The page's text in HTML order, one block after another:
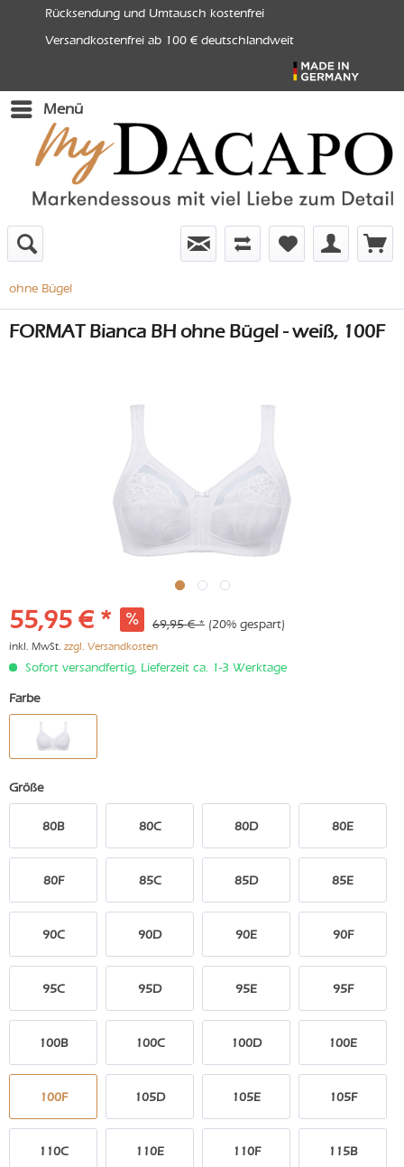
Rücksendung und Umtausch kostenfrei
Versandkostenfrei ab 100 € deutschlandweit
Menü
ohne Bügel
FORMAT Bianca BH ohne Bügel - weiß, 100F
55,95 € * 69,95 € * (20% gespart)
inkl. MwSt. zzgl. Versandkosten
Sofort versandfertig, Lieferzeit ca. 1-3 Werktage
Farbe
Größe
80B 80C 80D 80E
80F 85C 85D 85E
90C 90D 90E 90F
95C 95D 95E 95F
100B 100C 100D 100E
100F 105D 105E 105F
110C 110E 110F 115B